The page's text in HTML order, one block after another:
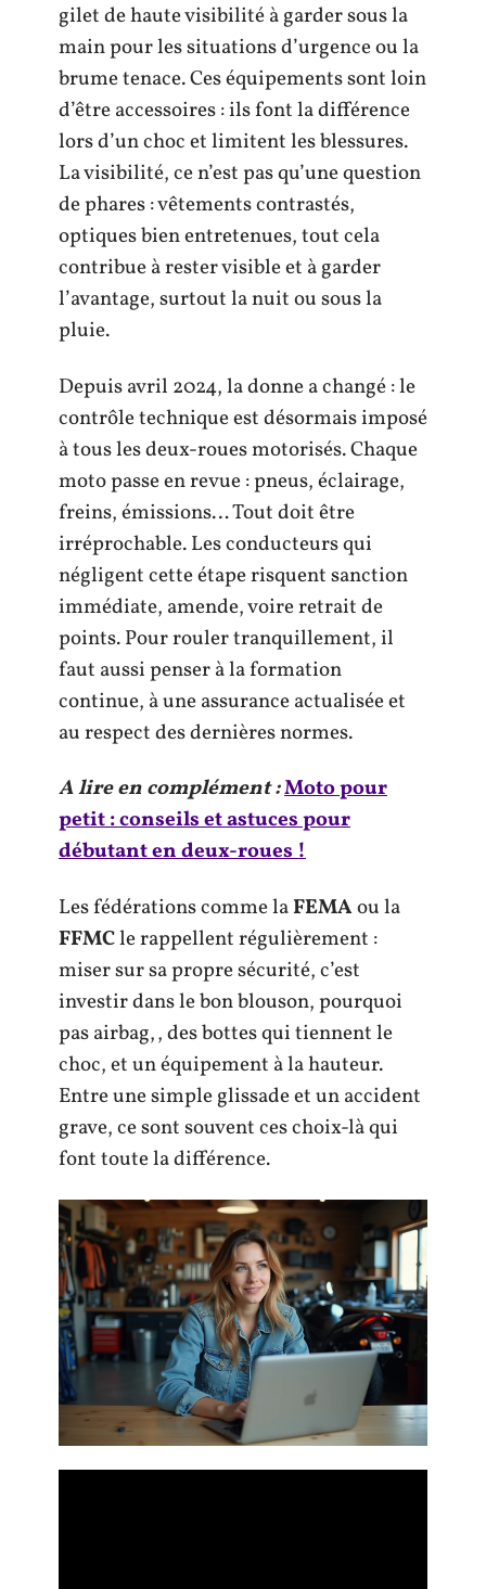
gilet de haute visibilité à garder sous la
main pour les situations d’urgence ou la
brume tenace. Ces équipements sont loin
d’être accessoires : ils font la différence
lors d’un choc et limitent les blessures.
La visibilité, ce n’est pas qu’une question
de phares : vêtements contrastés,
optiques bien entretenues, tout cela
contribue à rester visible et à garder
l’avantage, surtout la nuit ou sous la
pluie.
Depuis avril 2024, la donne a changé : le
contrôle technique est désormais imposé
à tous les deux-roues motorisés. Chaque
moto passe en revue : pneus, éclairage,
freins, émissions… Tout doit être
irréprochable. Les conducteurs qui
négligent cette étape risquent sanction
immédiate, amende, voire retrait de
points. Pour rouler tranquillement, il
faut aussi penser à la formation
continue, à une assurance actualisée et
au respect des dernières normes.
A lire en complément :Moto pour
petit : conseils et astuces pour
débutant en deux-roues !
Les fédérations comme laFEMAou la
FFMCle rappellent régulièrement :
miser sur sa propre sécurité, c’est
investir dans le bon blouson, pourquoi
pas airbag,, des bottes qui tiennent le
choc, et un équipement à la hauteur.
Entre une simple glissade et un accident
grave, ce sont souvent ces choix-là qui
font toute la différence.